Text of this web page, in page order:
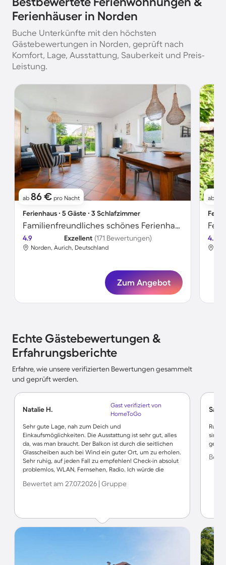
Ferienhäuser in Norden
Buche Unterkünfte mit den höchsten
Gästebewertungen in Norden, geprüft nach
Komfort, Lage, Ausstattung, Sauberkeit und Preis-
Leistung.
ab 86 € pro Nacht
Ferienhaus ∙ 5 Gäste ∙ 3 Schlafzimmer
Familienfreundliches schönes Ferienhaus mit Terrasse und Garten | Gartenblick | Haustiere sind willkommen
4.9 Exzellent (171 Bewertungen)
Norden, Aurich, Deutschland
Zum Angebot
ab
4.8
Echte Gästebewertungen &
Erfahrungsberichte
Erfahre, wie unsere verifizierten Bewertungen gesammelt
und geprüft werden.
Natalie H.
Gast verifiziert von
HomeToGo
Sehr gute Lage, nah zum Deich und
Einkaufsmöglichkeiten. Die Ausstattung ist sehr gut, alles
da, was man braucht. Der Balkon ist durch die seitlichen
Glasscheiben auch bei Wind ein guter Ort, um zu erholen.
Sehr ruhig, auf jeden Fall zu empfehlen! Check-in absolut
problemlos, WLAN, Fernsehen, Radio. Ich würde die
Bewertet am 27.07.2026 | Gruppe
sind.